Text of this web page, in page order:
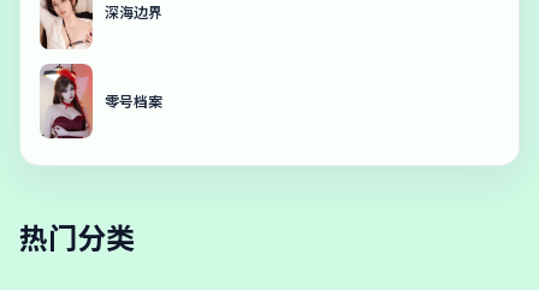
深海边界
零号档案
热门分类